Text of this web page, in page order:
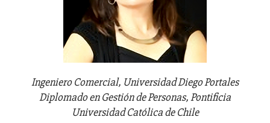
Ingeniero Comercial, Universidad Diego Portales
Diplomado en Gestión de Personas, Pontificia
Universidad Católica de Chile